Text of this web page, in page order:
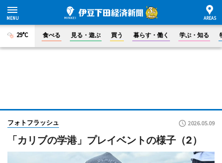
29°C 食べる 見る・遊ぶ 買う 暮らす・働く 学ぶ・知る
フォトフラッシュ 2026.05.09
「カリブの学港」プレイベントの様子（2）